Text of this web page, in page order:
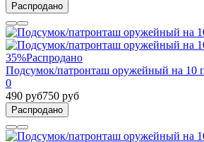
Распродано
35%Распродано
Подсумок/патронташ оружейный на 10
0
490 руб750 руб
Распродано